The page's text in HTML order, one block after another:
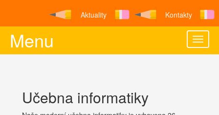
Aktuality Kontakty
Toggle
Menu
Učebna informatiky